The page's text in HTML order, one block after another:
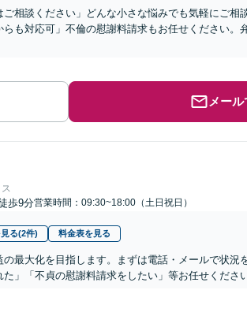
相談ください」どんな小さな悩みでも気軽にご相
らも対応可」不倫の慰謝料請求もお任せください。
メー
歩9分営業時間：09:30~18:00（土日祝日）
る(2件) 料金表を見る
の最大化を目指します。まずは電話・メールで状
」「不貞の慰謝料請求をしたい」等お任せくださ